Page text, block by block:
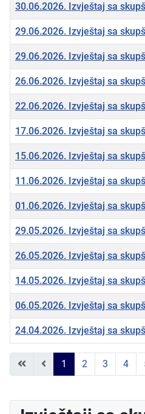
Članci
30.06.2026. Izvještaj sa
29.06.2026. Izvještaj sa
29.06.2026. Izvještaj sa
26.06.2026. Izvještaj sa
22.06.2026. Izvještaj sa
17.06.2026. Izvještaj sa
15.06.2026. Izvještaj sa
11.06.2026. Izvještaj sa
01.06.2026. Izvještaj sa
29.05.2026. Izvještaj sa
26.05.2026. Izvještaj sa
14.05.2026. Izvještaj sa
06.05.2026. Izvještaj sa
24.04.2026. Izvještaj sa
1 2 3 4